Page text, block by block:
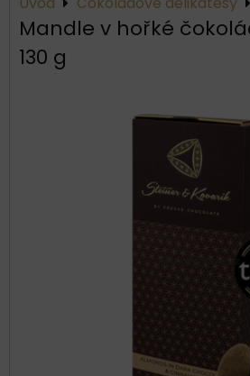
Mandle v hořké
130 g